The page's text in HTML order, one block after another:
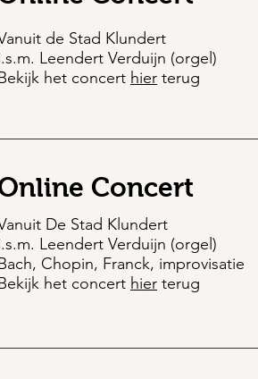
de Stad Klundert
Leendert Verduijn (orgel)
het concert hier terug
Concert
De Stad Klundert
Leendert Verduijn (orgel)
Chopin, Franck, improvisatie
het concert hier terug